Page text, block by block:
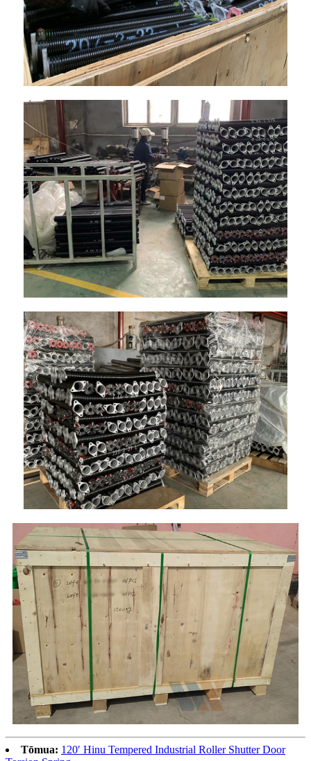
Tōmua: 120′ Hinu Tempered Industrial Roller Shutter Door